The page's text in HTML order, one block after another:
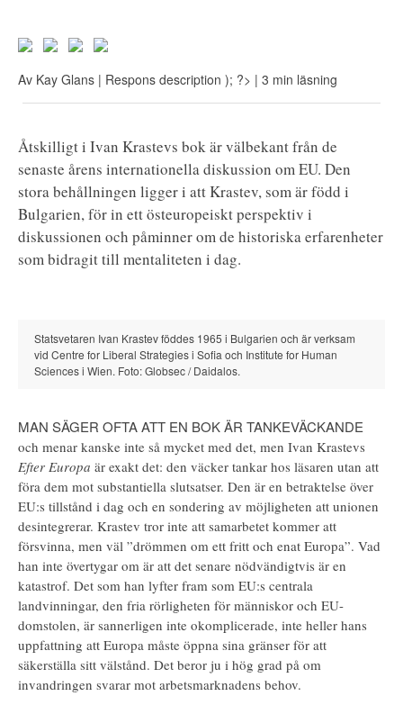
Av Kay Glans | Respons description ); ?> | 3 min läsning
Åtskilligt i Ivan Krastevs bok är välbekant från de
senaste årens internationella diskussion om EU. Den
stora behållningen ligger i att Krastev, som är född i
Bulgarien, för in ett östeuropeiskt perspektiv i
diskussionen och påminner om de historiska erfarenheter
som bidragit till mentaliteten i dag.
Statsvetaren Ivan Krastev föddes 1965 i Bulgarien och är verksam
vid Centre for Liberal Strategies i Sofia och Institute for Human
Sciences i Wien. Foto: Globsec / Daidalos.
MAN SÄGER OFTA ATT EN BOK ÄR TANKEVÄCKANDE
och menar kanske inte så mycket med det, men Ivan Krastevs
Efter Europa är exakt det: den väcker tankar hos läsaren utan att
föra dem mot substantiella slutsatser. Den är en betraktelse över
EU:s tillstånd i dag och en sondering av möjligheten att unionen
desintegrerar. Krastev tror inte att samarbetet kommer att
försvinna, men väl ”drömmen om ett fritt och enat Europa”. Vad
han inte övertygar om är att det senare nödvändigtvis är en
katastrof. Det som han lyfter fram som EU:s centrala
landvinningar, den fria rörligheten för människor och EU-
domstolen, är sannerligen inte okomplicerade, inte heller hans
uppfattning att Europa måste öppna sina gränser för att
säkerställa sitt välstånd. Det beror ju i hög grad på om
invandringen svarar mot arbetsmarknadens behov.